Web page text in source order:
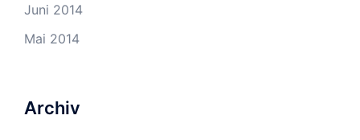
Juni 2014
Mai 2014
Archiv